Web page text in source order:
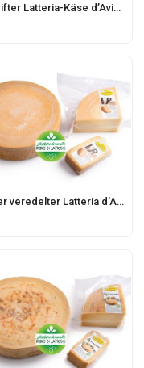
Gereifter Latteria-Käse d’Aviano
In Bier veredelter Latteria d’Aviano Käse